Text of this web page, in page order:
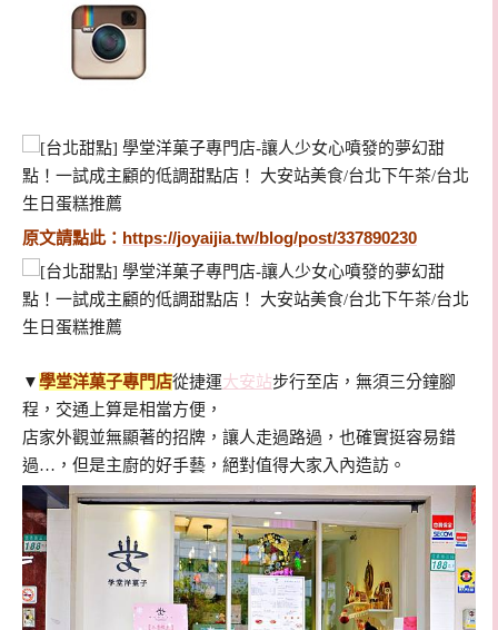
原文請點此： https://joyaijia.tw/blog/post/337890230
▼學堂洋菓子專門店從捷運大安站步行至店，無須三分鐘腳
程，交通上算是相當方便，
店家外觀並無顯著的招牌，讓人走過路過，也確實挺容易錯
過…，但是主廚的好手藝，絕對值得大家入內造訪。